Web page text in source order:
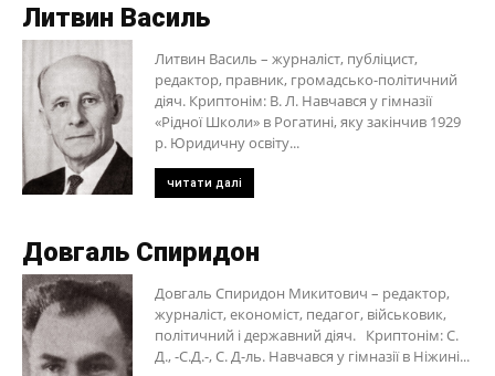
Литвин Василь
Литвин Василь – журналіст, публіцист,
редактор, правник, громадсько-політичний
діяч. Криптонім: В. Л. Навчався у гімназії
«Рідної Школи» в Рогатині, яку закінчив 1929
р. Юридичну освіту...
читати далі
Довгаль Спиридон
Довгаль Спиридон Микитович – редактор,
журналіст, економіст, педагог, військовик,
політичний і державний діяч. Криптонім: С.
Д., -С.Д.-, С. Д-ль. Навчався у гімназії в Ніжині...